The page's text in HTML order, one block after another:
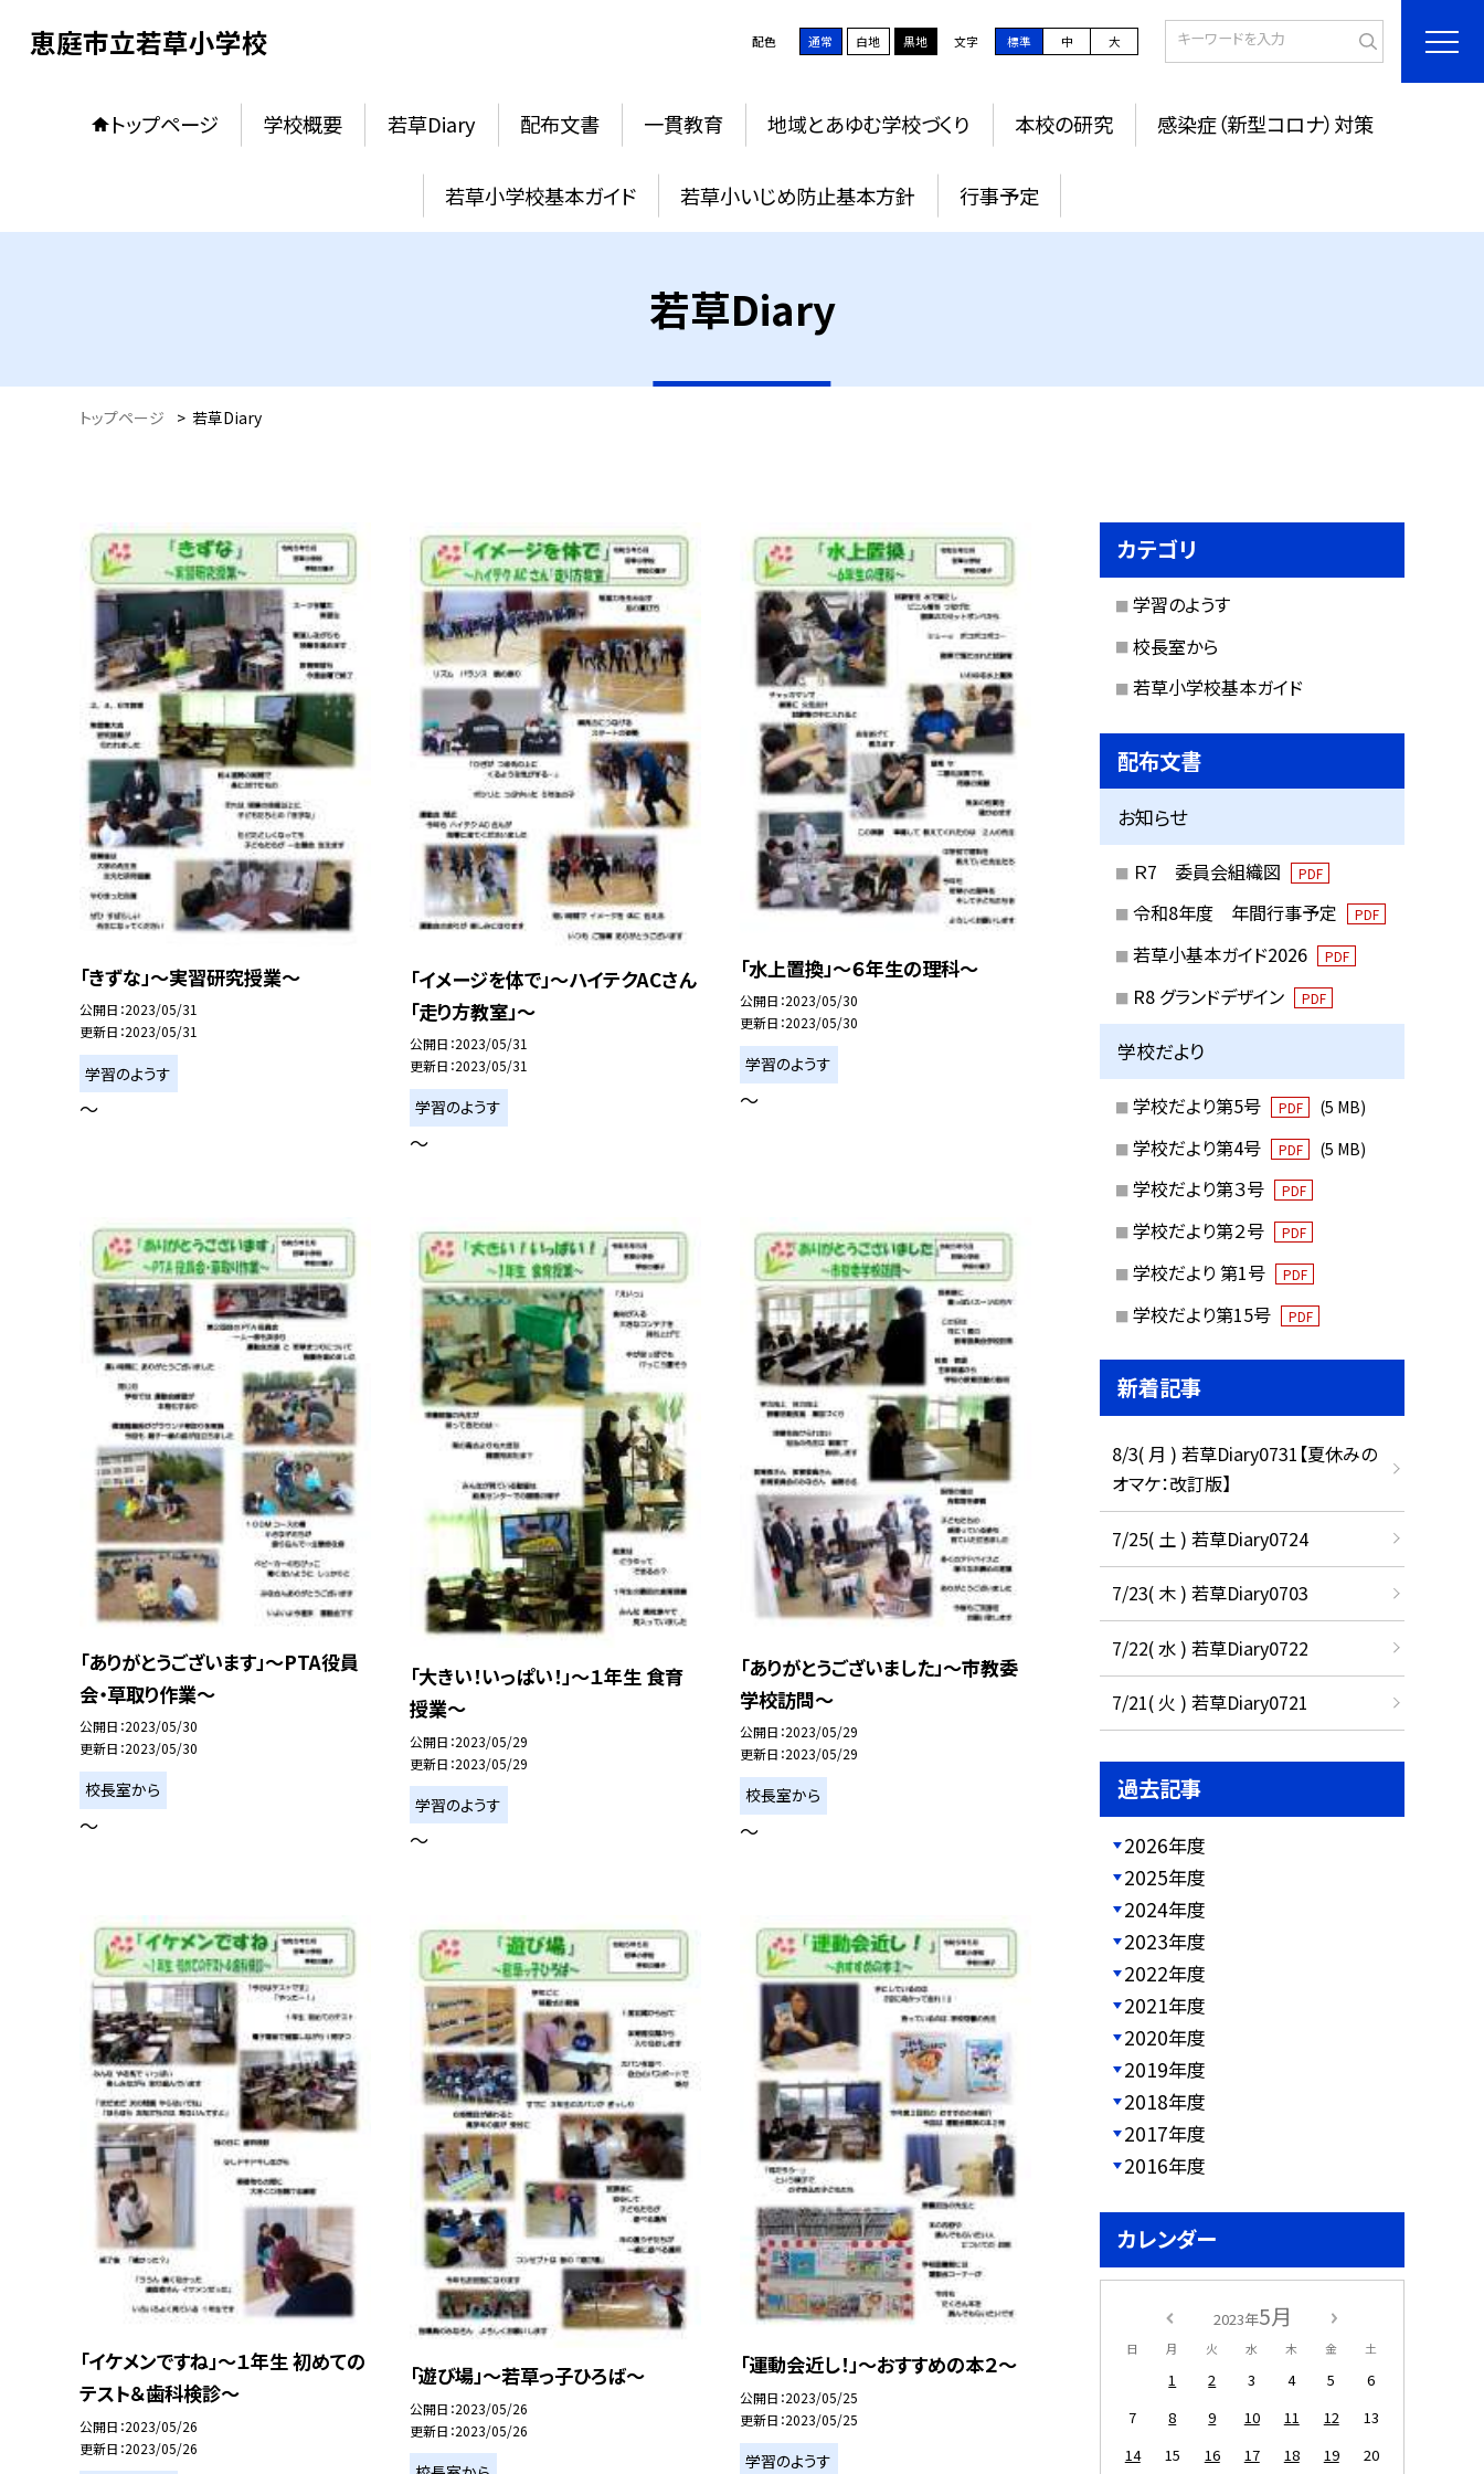
恵庭市立若草小学校 配色 通常 白地 黒地 文字 標準 中 大
トップページ 学校概要 若草Diary 配布文書 一貫教育 地域とあゆむ学校づくり 本校の研究 感染症（新型コロナ）対策
若草小学校基本ガイド 若草小いじめ防止基本方針 行事予定
若草Diary
トップページ > 若草Diary
「きずな」〜実習研究授業〜
公開日 2023/05/31
更新日 2023/05/31
学習のようす
〜
「イメージを体で」〜ハイテクACさん
「走り方教室」〜
公開日 2023/05/31
更新日 2023/05/31
学習のようす
〜
「水上置換」〜６年生の理科〜
公開日 2023/05/30
更新日 2023/05/30
学習のようす
〜
「ありがとうございます」〜PTA役員
会・草取り作業〜
公開日 2023/05/30
更新日 2023/05/30
校長室から
〜
「大きい！いっぱい！」〜１年生 食育
授業〜
公開日 2023/05/29
更新日 2023/05/29
学習のようす
〜
「ありがとうございました」〜市教委
学校訪問〜
公開日 2023/05/29
更新日 2023/05/29
校長室から
〜
「イケメンですね」〜１年生 初めての
テスト＆歯科検診〜
公開日 2023/05/26
更新日 2023/05/26
「遊び場」〜若草っ子ひろば〜
公開日 2023/05/26
更新日 2023/05/26
「運動会近し！」〜おすすめの本２〜
公開日 2023/05/25
更新日 2023/05/25
学習のようす
カテゴリ
学習のようす
校長室から
若草小学校基本ガイド
配布文書
お知らせ
Ｒ7 委員会組織図 PDF
令和8年度 年間行事予定 PDF
若草小基本ガイド2026 PDF
R8 グランドデザイン PDF
学校だより
学校だより第5号 PDF (5 MB)
学校だより第4号 PDF (5 MB)
学校だより第３号 PDF
学校だより第２号 PDF
学校だより 第1号 PDF
学校だより第15号 PDF
新着記事
8/3( 月 ) 若草Diary0731【夏休みの
オマケ：改訂版】
7/25( 土 ) 若草Diary0724
7/23( 木 ) 若草Diary0703
7/22( 水 ) 若草Diary0722
7/21( 火 ) 若草Diary0721
過去記事
2026年度
2025年度
2024年度
2023年度
2022年度
2021年度
2020年度
2019年度
2018年度
2017年度
2016年度
カレンダー
2023年5月
日 月 火 水 木 金 土
1 2 3 4 5
6
7
8 9 10 11 12
13
14
15 16 17 18 19 20